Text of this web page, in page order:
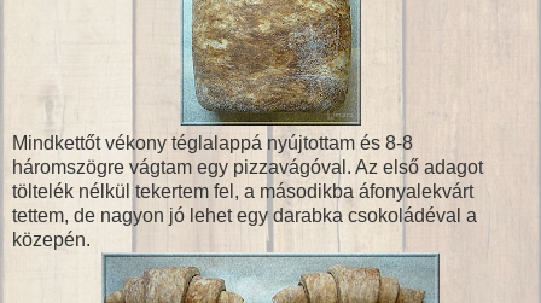
Mindkettőt vékony téglalappá nyújtottam és 8-8
háromszögre vágtam egy pizzavágóval. Az első adagot
töltelék nélkül tekertem fel, a másodikba áfonyalekvárt
tettem, de nagyon jó lehet egy darabka csokoládéval a
közepén.